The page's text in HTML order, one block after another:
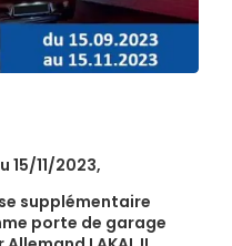
15/11/2023,
supplémentaire
porte de garage